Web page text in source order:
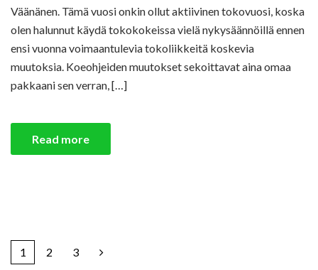
Väänänen. Tämä vuosi onkin ollut aktiivinen tokovuosi, koska
olen halunnut käydä tokokokeissa vielä nykysäännöillä ennen
ensi vuonna voimaantulevia tokoliikkeitä koskevia
muutoksia. Koeohjeiden muutokset sekoittavat aina omaa
pakkaani sen verran, […]
Read more
1 2 3